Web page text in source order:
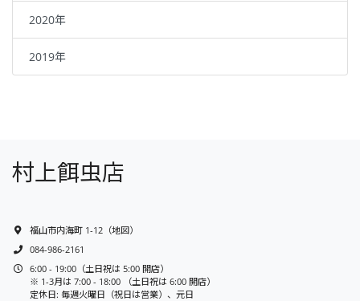
2020年
2019年
村上餌虫店
福山市内海町 1-12 （地図）
084-986-2161
6:00 - 19:00（土日祝は 5:00 開店）
※ 1-3月は 7:00 - 18:00 （土日祝は 6:00 開店）
定休日: 毎週火曜日（祝日は営業）、元日